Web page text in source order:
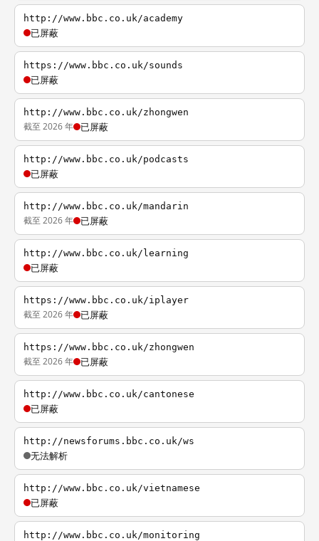
http://www.bbc.co.uk/academy
已屏蔽
https://www.bbc.co.uk/sounds
已屏蔽
http://www.bbc.co.uk/zhongwen
截至 2026 年 已屏蔽
http://www.bbc.co.uk/podcasts
已屏蔽
http://www.bbc.co.uk/mandarin
截至 2026 年 已屏蔽
http://www.bbc.co.uk/learning
已屏蔽
https://www.bbc.co.uk/iplayer
截至 2026 年 已屏蔽
https://www.bbc.co.uk/zhongwen
截至 2026 年 已屏蔽
http://www.bbc.co.uk/cantonese
已屏蔽
http://newsforums.bbc.co.uk/ws
无法解析
http://www.bbc.co.uk/vietnamese
已屏蔽
http://www.bbc.co.uk/monitoring